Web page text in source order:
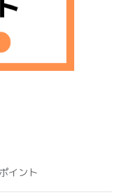
イント